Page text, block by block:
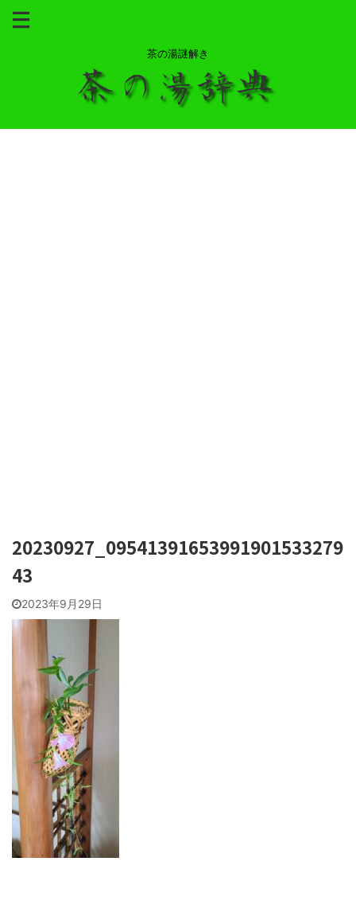
茶の湯謎解き
20230927_09541391653991901533279
43
2023年9月29日